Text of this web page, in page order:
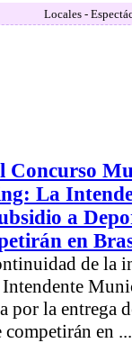
Locales -
Concurso
La
a
en
de la
por la entrega
en ...